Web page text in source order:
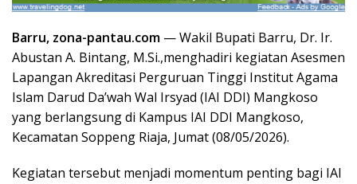
Barru, zona-pantau.com — Wakil Bupati Barru, Dr. Ir.
Abustan A. Bintang, M.Si.,menghadiri kegiatan Asesmen
Lapangan Akreditasi Perguruan Tinggi Institut Agama
Islam Darud Da’wah Wal Irsyad (IAI DDI) Mangkoso
yang berlangsung di Kampus IAI DDI Mangkoso,
Kecamatan Soppeng Riaja, Jumat (08/05/2026).
Kegiatan tersebut menjadi momentum penting bagi IAI